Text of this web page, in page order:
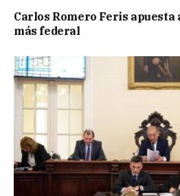
Carlos Romero Feris apuesta
más federal